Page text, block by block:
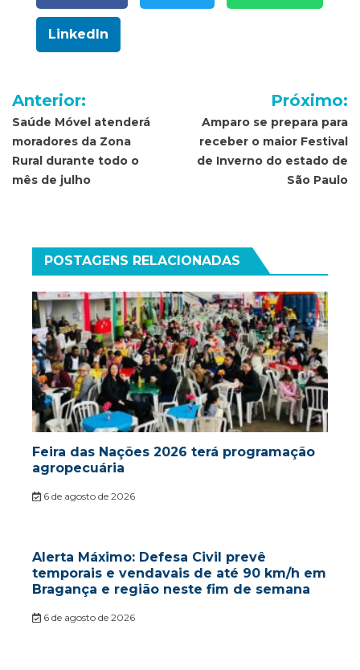
LinkedIn
Navegação
de
Post
Anterior:
Saúde Móvel atenderá
moradores da Zona
Rural durante todo o
mês de julho
Próximo:
Amparo se prepara para
receber o maior Festival
de Inverno do estado de
São Paulo
POSTAGENS RELACIONADAS
Feira das Nações 2026 terá programação
agropecuária
6 de agosto de 2026
Alerta Máximo: Defesa Civil prevê
temporais e vendavais de até 90 km/h em
Bragança e região neste fim de semana
6 de agosto de 2026